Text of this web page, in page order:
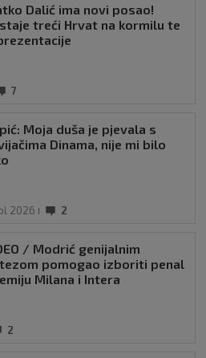
Dalić ima novi posao!
treći Hrvat na kormilu te
7
Moja duša je pjevala s
Dinama, nije mi bilo
2026 2
/ Modrić genijalnim
pomogao izboriti penal
Milana i Intera
2